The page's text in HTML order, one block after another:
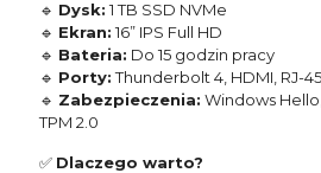
🔹 Dysk: 1 TB SSD NVMe
🔹 Ekran: 16” IPS Full HD
🔹 Bateria: Do 15 godzin pracy
🔹 Porty:Thunderbolt 4, HDMI, RJ-
🔹 Zabezpieczenia: Windows
TPM 2.0
✅ Dlaczego warto?